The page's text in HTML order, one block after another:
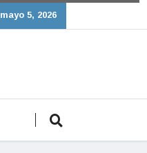
mayo 5, 2026